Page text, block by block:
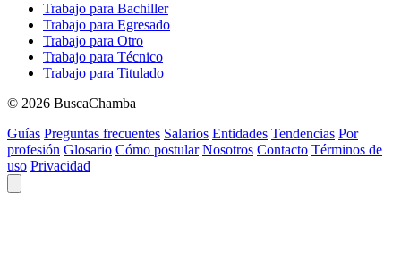
Trabajo para Bachiller
Trabajo para Egresado
Trabajo para Otro
Trabajo para Técnico
Trabajo para Titulado
© 2026 BuscaChamba
Guías Preguntas frecuentes Salarios Entidades Tendencias Por
profesión Glosario Cómo postular Nosotros Contacto Términos de
uso Privacidad